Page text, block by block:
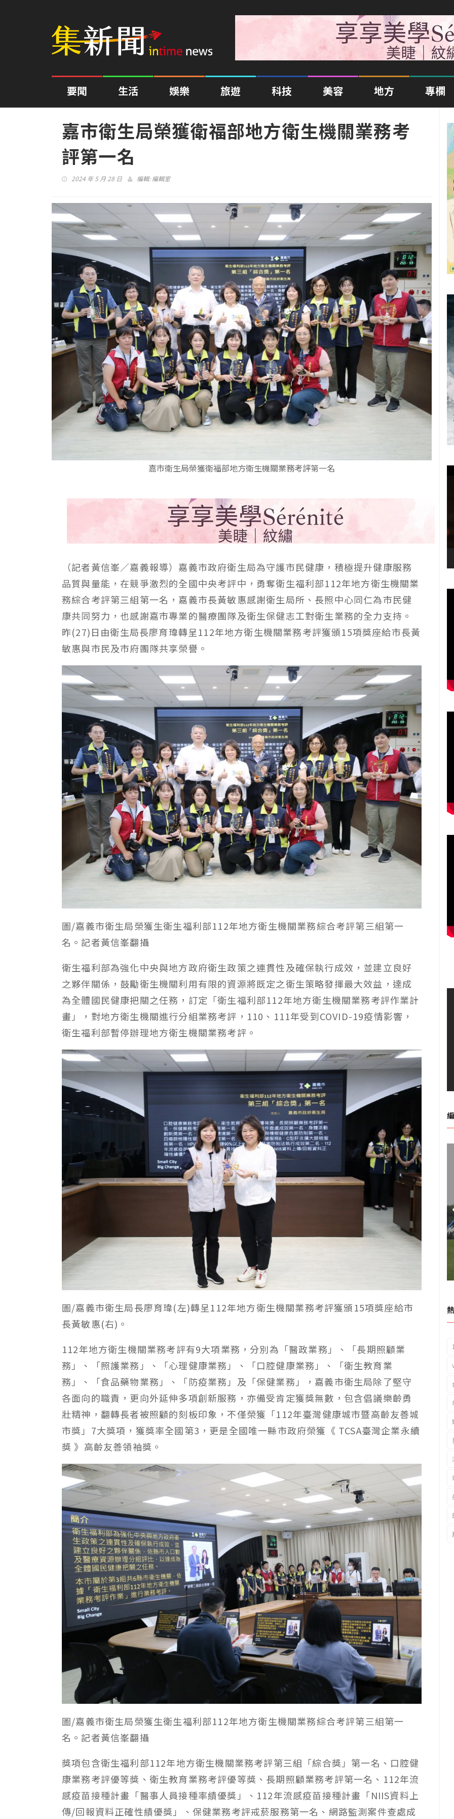
要聞 生活 娛樂 旅遊 科技 美容 地方 專欄
嘉市衛生局榮獲衛福部地方衛生機關業務考
評第一名
2024 年 5 月 28 日 編輯:編輯室
嘉市衛生局榮獲衛福部地方衛生機關業務考評第一名
（記者黃信峯／嘉義報導）嘉義市政府衛生局為守護市民健康，積極提升健康服務
品質與量能，在競爭激烈的全國中央考評中，勇奪衛生福利部112年地方衛生機關業
務綜合考評第三組第一名，嘉義市長黃敏惠感謝衛生局所、長照中心同仁為市民健
康共同努力，也感謝嘉市專業的醫療團隊及衛生保健志工對衛生業務的全力支持。
昨(27)日由衛生局長廖育瑋轉呈112年地方衛生機關業務考評獲頒15項獎座給市長黃
敏惠與市民及市府團隊共享榮譽。
圖/嘉義市衛生局榮獲生衛生福利部112年地方衛生機關業務綜合考評第三組第一
名。記者黃信峯翻攝
衛生福利部為強化中央與地方政府衛生政策之連貫性及確保執行成效，並建立良好
之夥伴關係，鼓勵衛生機關利用有限的資源將既定之衛生策略發揮最大效益，達成
為全體國民健康把關之任務，訂定「衛生福利部112年地方衛生機關業務考評作業計
畫」，對地方衛生機關進行分組業務考評，110、111年受到COVID-19疫情影響，
衛生福利部暫停辦理地方衛生機關業務考評。
圖/嘉義市衛生局長廖育瑋(左)轉呈112年地方衛生機關業務考評獲頒15項獎座給市
長黃敏惠(右)。
112年地方衛生機關業務考評有9大項業務，分別為「醫政業務」、「長期照顧業
務」、「照護業務」、「心理健康業務」、「口腔健康業務」、「衛生教育業
務」、「食品藥物業務」、「防疫業務」及「保健業務」，嘉義市衛生局除了堅守
各面向的職責，更向外延伸多項創新服務，亦備受肯定獲獎無數，包含倡議樂齡勇
壯精神，翻轉長者被照顧的刻板印象，不僅榮獲「112年臺灣健康城市暨高齡友善城
市獎」7大獎項，獲獎率全國第3，更是全國唯一縣市政府榮獲《 TCSA臺灣企業永續
獎 》高齡友善領袖獎。
圖/嘉義市衛生局榮獲生衛生福利部112年地方衛生機關業務綜合考評第三組第一
名。記者黃信峯翻攝
獎項包含衛生福利部112年地方衛生機關業務考評第三組「綜合獎」第一名、口腔健
康業務考評優等獎、衛生教育業務考評優等獎、長期照顧業務考評第一名、112年流
感疫苗接種計畫「醫事人員接種率績優獎」、112年流感疫苗接種計畫「NIIS資料上
傳/回報資料正確性績優獎」、保健業務考評戒菸服務第一名、網路監測案件查處成